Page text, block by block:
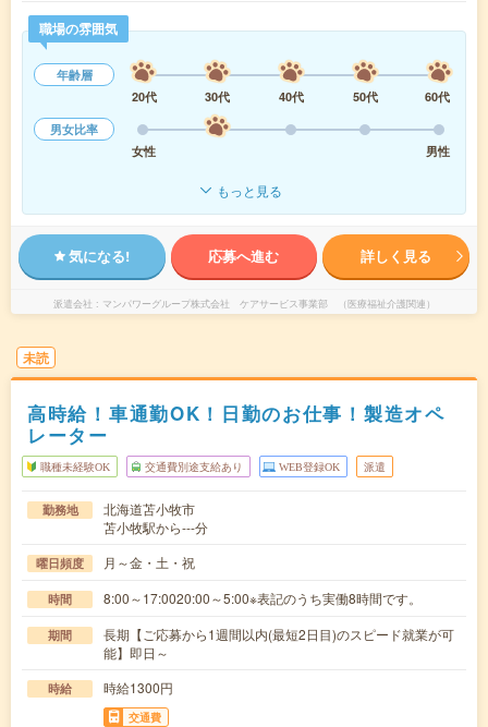
職場の雰囲気
年齢層
20代
30代 40代 50代
60代
男女比率
女性
男性
もっと見る
気になる! 応募へ進む 詳しく見る
派遣会社 マンパワーグループ株式会社 ケアサービス事業部 （医療福祉介護関連）
未読
高時給！車通勤OK！日勤のお仕事！製造オペ
レーター
職種未経験OK 交通費別途支給あり WEB登録OK 派遣
勤務地
北海道苫小牧市
苫小牧駅から---分
曜日頻度 月～金・土・祝
時間 8:00～17:0020:00～5:00※表記のうち実働8時間です。
期間
長期【ご応募から1週間以内(最短2日目)のスピード就業が可
能】即日～
時給 時給1300円
交通費